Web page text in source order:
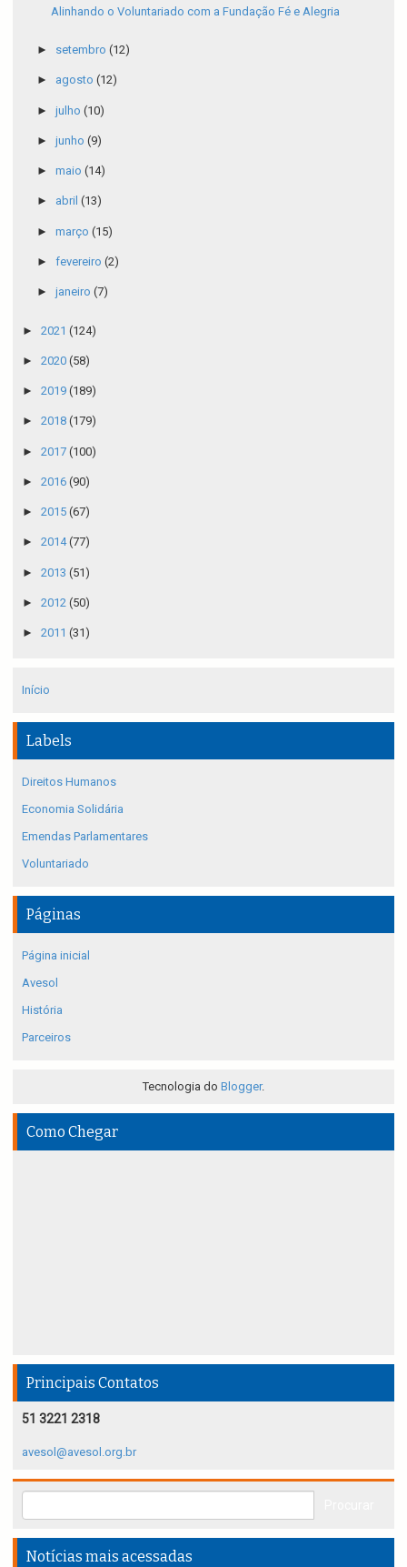
Alinhando o Voluntariado com a Fundação Fé e Alegria
► setembro (12)
► agosto (12)
► julho (10)
► junho (9)
► maio (14)
► abril (13)
► março (15)
► fevereiro (2)
► janeiro (7)
► 2021 (124)
► 2020 (58)
► 2019 (189)
► 2018 (179)
► 2017 (100)
► 2016 (90)
► 2015 (67)
► 2014(77)
► 2013 (51)
► 2012 (50)
► 2011 (31)
Início
Labels
Direitos Humanos
Economia Solidária
Emendas Parlamentares
Voluntariado
Páginas
Página inicial
Avesol
História
Parceiros
Tecnologia do Blogger.
Como Chegar
Principais Contatos
51 3221 2318
avesol@avesol.org.br
Notícias mais acessadas